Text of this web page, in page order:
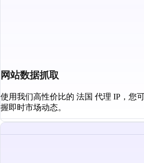
网站数据抓取
使用我们高性价比的 法国 代理 IP，您
握即时市场动态。